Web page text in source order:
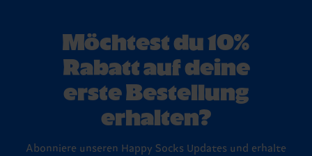
Möchtest du 10%
Rabatt auf deine
erste Bestellung
erhalten?
Abonniere unseren Happy Socks Updates und erhalte